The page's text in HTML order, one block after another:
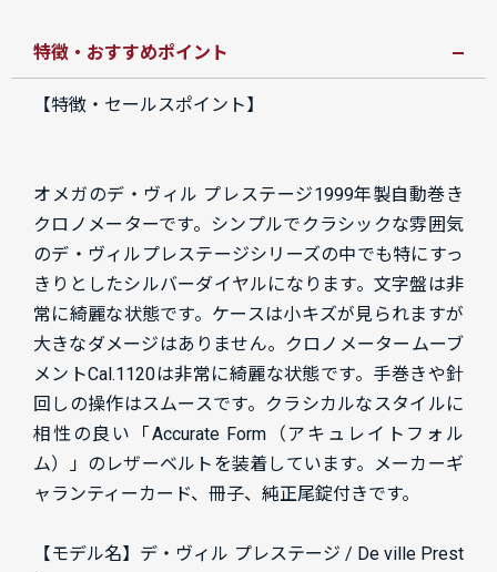
特徴・おすすめポイント
【特徴・セールスポイント】
オメガのデ・ヴィル プレステージ1999年製自動巻き
クロノメーターです。シンプルでクラシックな雰囲気
のデ・ヴィルプレステージシリーズの中でも特にすっ
きりとしたシルバーダイヤルになります。文字盤は非
常に綺麗な状態です。ケースは小キズが見られますが
大きなダメージはありません。クロノメータームーブ
メントCal.1120は非常に綺麗な状態です。手巻きや針
回しの操作はスムースです。クラシカルなスタイルに
相性の良い「Accurate Form（アキュレイトフォル
ム）」のレザーベルトを装着しています。メーカーギ
ャランティーカード、冊子、純正尾錠付きです。
【モデル名】デ・ヴィル プレステージ / De ville Prest